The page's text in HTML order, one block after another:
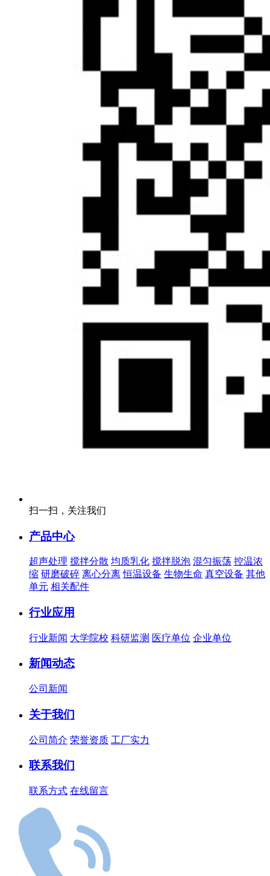
扫一扫，关注我们
产品中心
超声处理 搅拌分散 均质乳化 搅拌脱泡 混匀振荡 控温浓
缩 研磨破碎 离心分离 恒温设备 生物生命 真空设备 其他
单元 相关配件
行业应用
行业新闻 大学院校 科研监测 医疗单位 企业单位
新闻动态
公司新闻
关于我们
公司简介 荣誉资质 工厂实力
联系我们
联系方式 在线留言